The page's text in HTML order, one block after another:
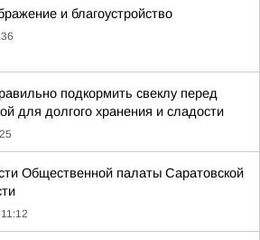
и благоустройство
подкормить свеклу перед
для долгого хранения и сладости
Общественной палаты Саратовской
11:12